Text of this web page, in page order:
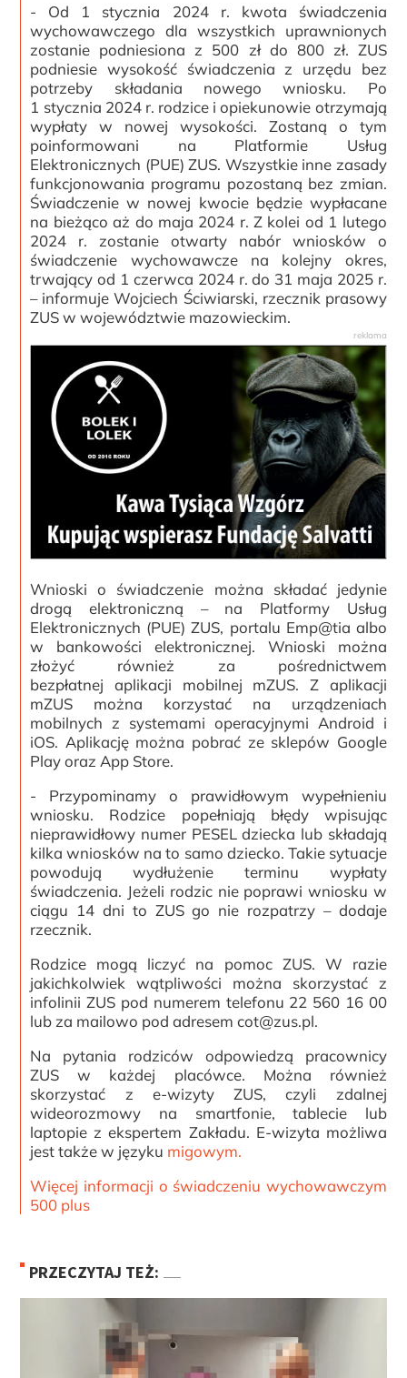
- Od 1 stycznia 2024 r. kwota świadczenia
wychowawczego dla wszystkich uprawnionych
zostanie podniesiona z 500 zł do 800 zł. ZUS
podniesie wysokość świadczenia z urzędu bez
potrzeby składania nowego wniosku. Po
1 stycznia 2024 r. rodzice i opiekunowie otrzymają
wypłaty w nowej wysokości. Zostaną o tym
poinformowani na Platformie Usług
Elektronicznych (PUE) ZUS. Wszystkie inne zasady
funkcjonowania programu pozostaną bez zmian.
Świadczenie w nowej kwocie będzie wypłacane
na bieżąco aż do maja 2024 r. Z kolei od 1 lutego
2024 r. zostanie otwarty nabór wniosków o
świadczenie wychowawcze na kolejny okres,
trwający od 1 czerwca 2024 r. do 31 maja 2025 r.
– informuje Wojciech Ściwiarski, rzecznik prasowy
ZUS w województwie mazowieckim.
Wnioski o świadczenie można składać jedynie
drogą elektroniczną – na Platformy Usług
Elektronicznych (PUE) ZUS, portalu Emp@tia albo
w bankowości elektronicznej. Wnioski można
złożyć również za pośrednictwem
bezpłatnej aplikacji mobilnej mZUS. Z aplikacji
mZUS można korzystać na urządzeniach
mobilnych z systemami operacyjnymi Android i
iOS. Aplikację można pobrać ze sklepów Google
Play oraz App Store.
- Przypominamy o prawidłowym wypełnieniu
wniosku. Rodzice popełniają błędy wpisując
nieprawidłowy numer PESEL dziecka lub składają
kilka wniosków na to samo dziecko. Takie sytuacje
powodują wydłużenie terminu wypłaty
świadczenia. Jeżeli rodzic nie poprawi wniosku w
ciągu 14 dni to ZUS go nie rozpatrzy – dodaje
rzecznik.
Rodzice mogą liczyć na pomoc ZUS. W razie
jakichkolwiek wątpliwości można skorzystać z
infolinii ZUS pod numerem telefonu 22 560 16 00
lub za mailowo pod adresem cot@zus.pl.
Na pytania rodziców odpowiedzą pracownicy
ZUS w każdej placówce. Można również
skorzystać z e-wizyty ZUS, czyli zdalnej
wideorozmowy na smartfonie, tablecie lub
laptopie z ekspertem Zakładu. E-wizyta możliwa
jest także w języku migowym.
Więcej informacji o świadczeniu wychowawczym
500 plus
PRZECZYTAJ TEŻ: